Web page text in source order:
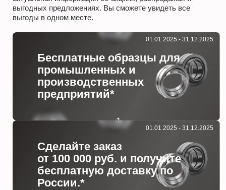
выгодных предложениях. Вы сможете увидеть все
выгоды в одном месте.
Бесплатные образцы для
промышленных и
производственных
предприятий*
01.01.2025 - 31.12.2025
Сделайте заказ
от 100 000 руб. и получите
бесплатную доставку по
России.*
01.01.2025 - 31.12.2025